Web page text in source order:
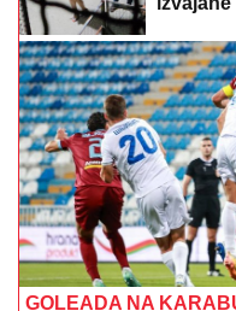
GOLEADA NA
večerašnjih rivala
Crveni
regiona,
Aneli
Elite 9!